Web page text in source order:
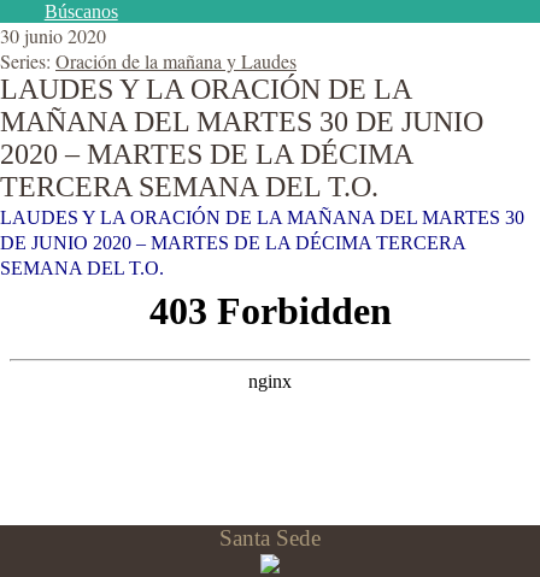
Búscanos
30 junio 2020
Series: Oración de la mañana y Laudes
LAUDES Y LA ORACIÓN DE LA
MAÑANA DEL MARTES 30 DE JUNIO
2020 – MARTES DE LA DÉCIMA
TERCERA SEMANA DEL T.O.
LAUDES Y LA ORACIÓN DE LA MAÑANA DEL MARTES 30
DE JUNIO 2020 – MARTES DE LA DÉCIMA TERCERA
SEMANA DEL T.O.
Santa Sede